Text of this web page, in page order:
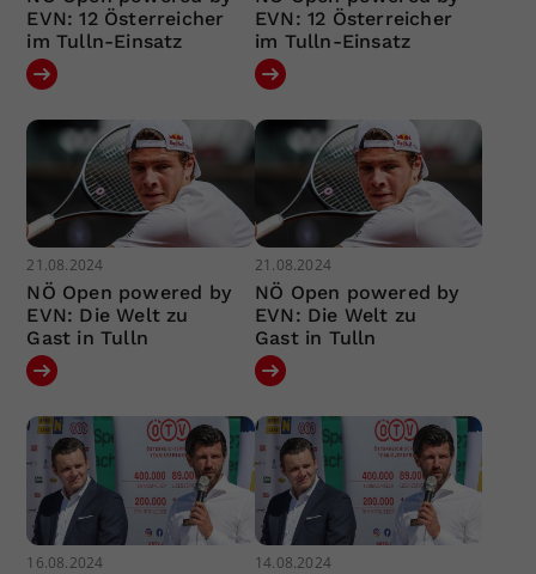
EVN: 12 Österreicher
im Tulln-Einsatz
EVN: 12 Österreicher
im Tulln-Einsatz
21.08.2024
NÖ Open powered by
EVN: Die Welt zu
Gast in Tulln
21.08.2024
NÖ Open powered by
EVN: Die Welt zu
Gast in Tulln
16.08.2024 14.08.2024